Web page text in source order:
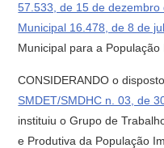
57.533, de 15 de dezembro
Municipal 16.478, de 8 de
Municipal para a População
CONSIDERANDO o
SMDET/SMDHC n. 03, de
instituiu o Grupo de
e Produtiva da População